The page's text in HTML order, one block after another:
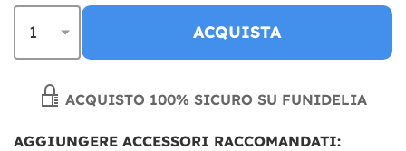
ACQUISTA
ACQUISTO 100% SICURO SU FUNIDELIA
AGGIUNGERE ACCESSORI RACCOMANDATI: